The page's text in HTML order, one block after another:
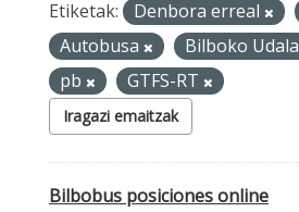
Etiketak: Denbora erreal
Autobusa
Bilboko Udala
pb
GTFS-RT
Iragazi emaitzak
Bilbobus posiciones online